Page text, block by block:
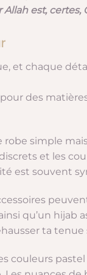
est,
et chaque
des
robe simple
et les
est souvent
qu’un hijab
ta tenue
couleurs